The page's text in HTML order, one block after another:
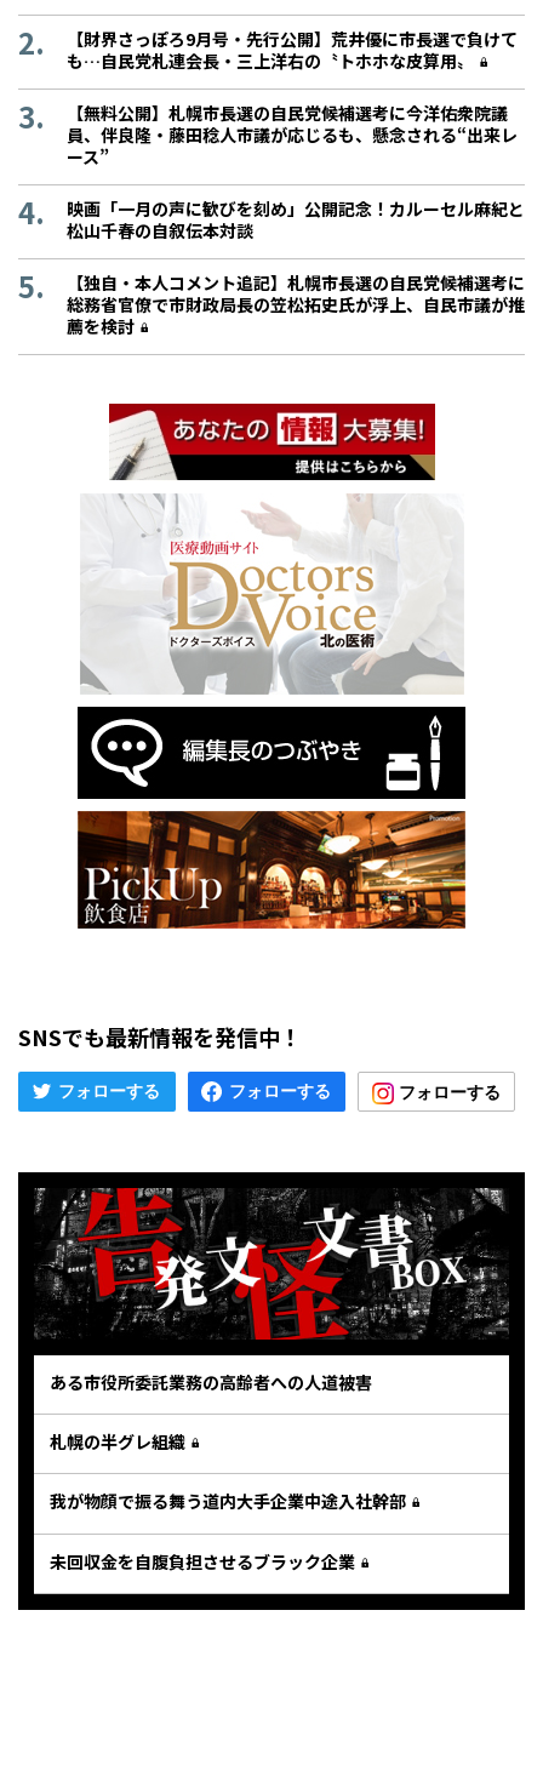
【財界さっぽろ9月号・先行公開】荒井優に市長選で負けて
も…自民党札連会長・三上洋右の〝トホホな皮算用〟
【無料公開】札幌市長選の自民党候補選考に今洋佑衆院議
員、伴良隆・藤田稔人市議が応じるも、懸念される“出来レ
ース”
映画「一月の声に歓びを刻め」公開記念！カルーセル麻紀と
松山千春の自叙伝本対談
【独自・本人コメント追記】札幌市長選の自民党候補選考に
総務省官僚で市財政局長の笠松拓史氏が浮上、自民市議が推
薦を検討
SNSでも最新情報を発信中！
ある市役所委託業務の高齢者への人道被害
札幌の半グレ組織
我が物顔で振る舞う道内大手企業中途入社幹部
未回収金を自腹負担させるブラック企業